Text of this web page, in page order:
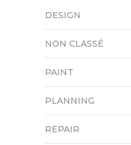
DESIGN
NON CLASSÉ
PAINT
PLANNING
REPAIR